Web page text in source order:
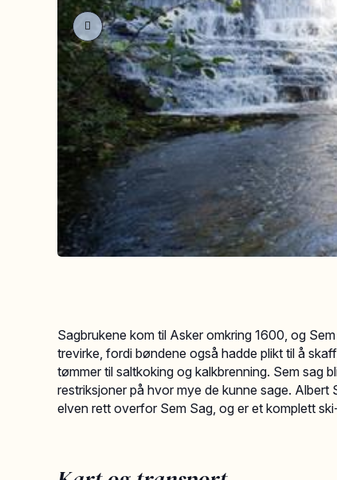
Sagbrukene kom til Asker omkring 1600, og
trevirke, fordi bøndene også hadde plikt til å
tømmer til saltkoking og kalkbrenning. Sem sag
restriksjoner på hvor mye de kunne sage. Albert
elven rett overfor Sem Sag, og er et komplett